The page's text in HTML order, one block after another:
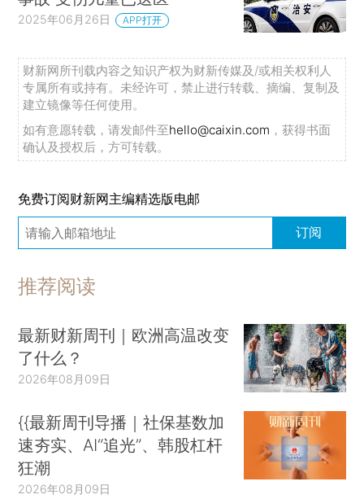
2025年06月26日 APP打开
财新网所刊载内容之知识产权为财新传媒及/或相关权利人
专属所有或持有。未经许可，禁止进行转载、摘编、复制及
建立镜像等任何使用。
如有意愿转载，请发邮件至hello@caixin.com ，获得书面
确认及授权后，方可转载。
免费订阅财新网主编精选版电邮
订阅
推荐阅读
最新财新周刊｜欧洲高温改变
了什么？
2026年08月09日
{{最新周刊导播｜社保基数加
速夯实、AI“追光”、韩股杠杆
狂潮
2026年08月09日